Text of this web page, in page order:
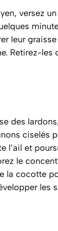
versez
leur
Retirez-
des
ciselés
l’ail et
le
la cocotte
les